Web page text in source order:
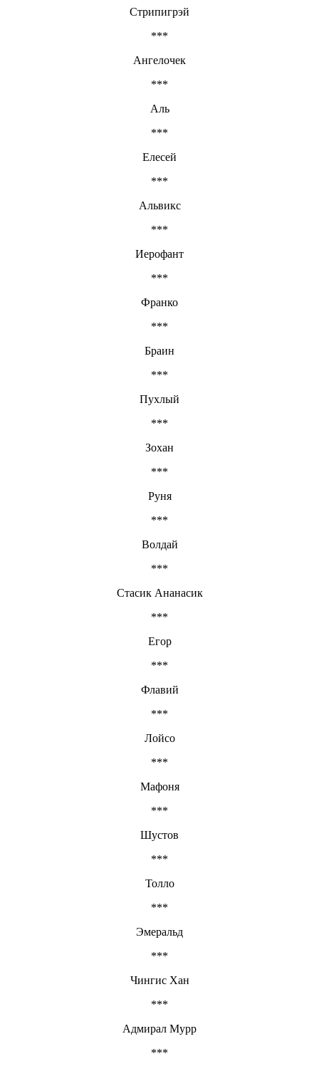
Стрипигрэй
***
Ангелочек
***
Аль
***
Елесей
***
Альвикс
***
Иерофант
***
Франко
***
Браин
***
Пухлый
***
Зохан
***
Руня
***
Волдай
***
Стасик Ананасик
***
Егор
***
Флавий
***
Лойсо
***
Мафоня
***
Шустов
***
Толло
***
Эмеральд
***
Чингис Хан
***
Адмирал Мурр
***